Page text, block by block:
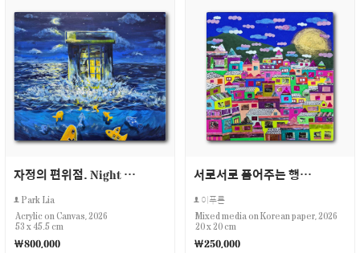
자정의 편위점. Night CS
Park Lia
Acrylic on Canvas, 2026
53 x 45.5 cm
￦800,000
서로서로 품어주는 행복마을
이푸른
Mixed media on Korean paper, 2026
20 x 20 cm
￦250,000